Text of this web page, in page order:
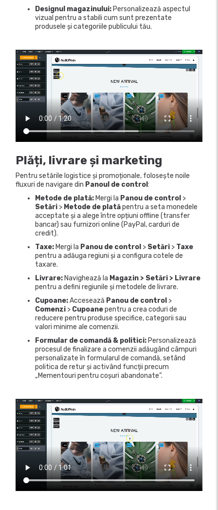
Designul magazinului: Personalizează aspectul
vizual pentru a stabili cum sunt prezentate
produsele și categoriile publicului tău.
Plăți, livrare și marketing
Pentru setările logistice și promoționale, folosește noile
fluxuri de navigare din Panoul de control :
Metode de plată: Mergi la Panou de control >
Setări > Metode de platăpentru a seta monedele
acceptate și a alege între opțiuni offline (transfer
bancar) sau furnizori online (PayPal, carduri de
credit).
Taxe: Mergi la Panou de control > Setări > Taxe
pentru a adăuga regiuni și a configura cotele de
taxare.
Livrare: Navighează la Magazin > Setări > Livrare
pentru a defini regiunile și metodele de livrare.
Cupoane:Accesează Panou de control >
Comenzi > Cupoanepentru a crea coduri de
reducere pentru produse specifice, categorii sau
valori minime ale comenzii.
Formular de comandă & politici: Personalizează
procesul de finalizare a comenzii adăugând câmpuri
personalizate în formularul de comandă, setând
politica de retur și activând funcții precum
„Mementouri pentru coșuri abandonate”.